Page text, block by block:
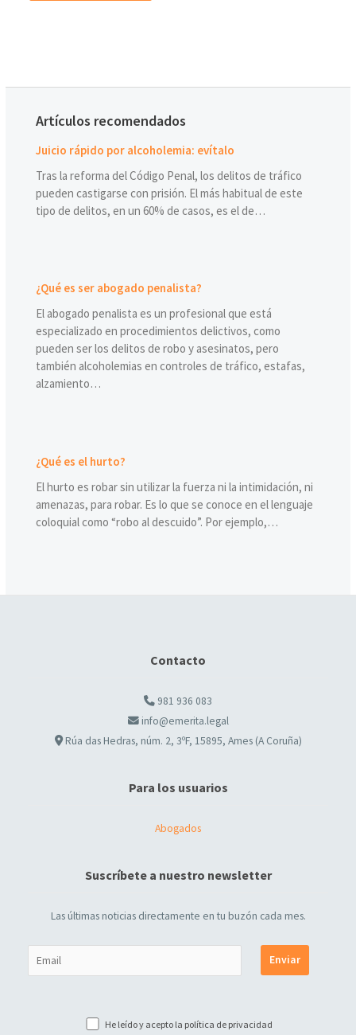
Artículos recomendados
Juicio rápido por alcoholemia: evítalo
Tras la reforma del Código Penal, los delitos de tráfico
pueden castigarse con prisión. El más habitual de este
tipo de delitos, en un 60% de casos, es el de…
¿Qué es ser abogado penalista?
El abogado penalista es un profesional que está
especializado en procedimientos delictivos, como
pueden ser los delitos de robo y asesinatos, pero
también alcoholemias en controles de tráfico, estafas,
alzamiento…
¿Qué es el hurto?
El hurto es robar sin utilizar la fuerza ni la intimidación, ni
amenazas, para robar. Es lo que se conoce en el lenguaje
coloquial como “robo al descuido”. Por ejemplo,…
Contacto
981 936 083
info@emerita.legal
Rúa das Hedras, núm. 2, 3ºF, 15895, Ames (A Coruña)
Para los usuarios
Abogados
Suscríbete a nuestro newsletter
Las últimas noticias directamente en tu buzón cada mes.
He leído y acepto la política de privacidad